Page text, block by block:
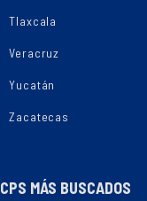
Tlaxcala
Veracruz
Yucatán
Zacatecas
CPS MÁS BUSCADOS